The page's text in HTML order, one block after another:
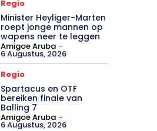
Regio
Minister Heyliger-Marten
roept jonge mannen op
wapens neer te leggen
Amigoe Aruba -
6 Augustus, 2026
Regio
Spartacus en OTF
bereiken finale van
Balling 7
Amigoe Aruba -
6 Augustus, 2026